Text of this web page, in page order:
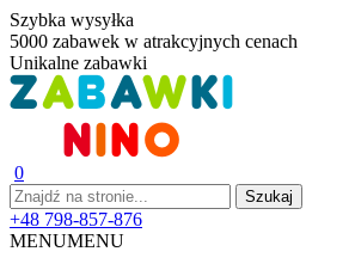
Szybka wysyłka
5000 zabawek w atrakcyjnych cenach
Unikalne zabawki
0
+48 798-857-876
MENUMENU